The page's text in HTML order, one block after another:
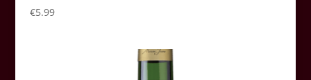
€5.99